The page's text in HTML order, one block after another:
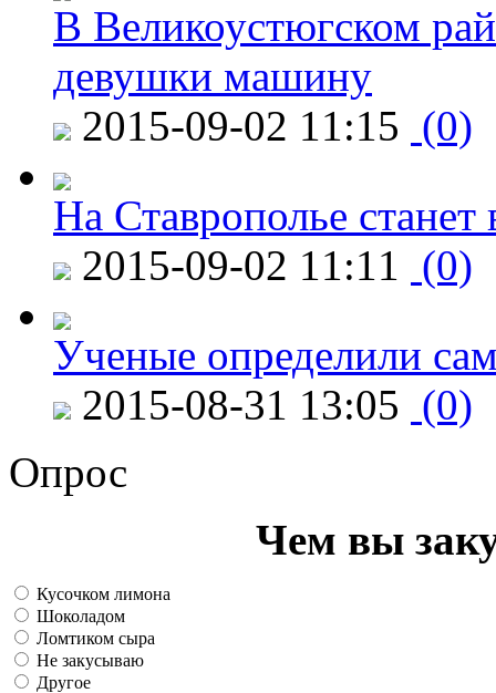
В Великоустюгском
девушки машину
2015-09-02 11:15 (0)
На Ставрополье
2015-09-02 11:11 (0)
Ученые определили
2015-08-31 13:05 (0)
Опрос
Чем вы
Кусочком лимона
Шоколадом
Ломтиком сыра
Не закусываю
Другое